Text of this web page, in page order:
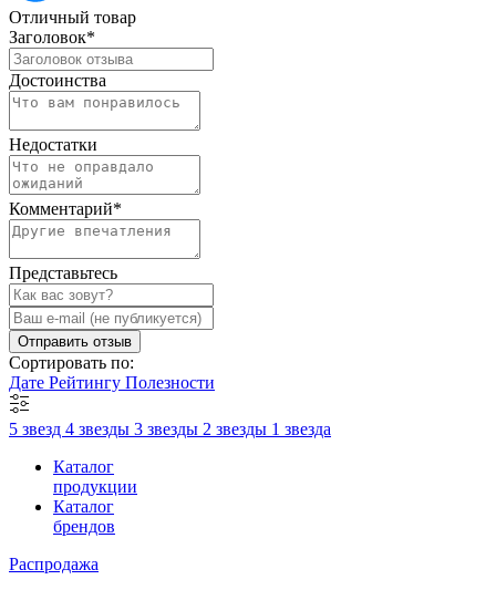
Отличный товар
Заголовок*
Достоинства
Недостатки
Комментарий*
Представьтесь
Отправить отзыв
Сортировать по:
Дате Рейтингу Полезности
5 звезд 4 звезды 3 звезды 2 звезды 1 звезда
Каталог
продукции
Каталог
брендов
Распродажа